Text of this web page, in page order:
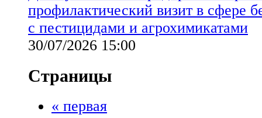
профилактический визит в сфере
с пестицидами и агрохимикатами
30/07/2026 15:00
Страницы
« первая